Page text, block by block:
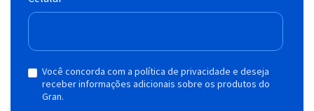
Você concorda com a política de privacidade e deseja
receber informações adicionais sobre os produtos do
Gran.